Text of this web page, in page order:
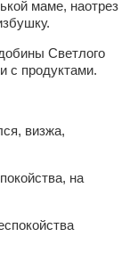
маме, наотрез
Светлого
с продуктами.
визжа,
на